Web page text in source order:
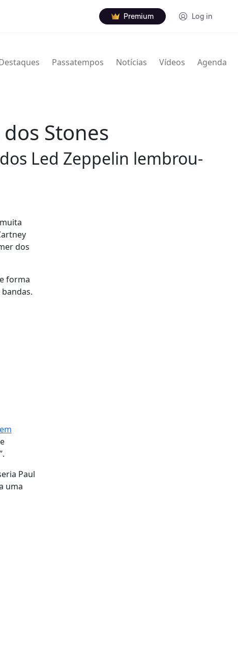
Premium Log in
Passatempos Notícias Vídeos Agenda
Stones
Led Zeppelin lembrou-
dos
forma
em
Paul
uma